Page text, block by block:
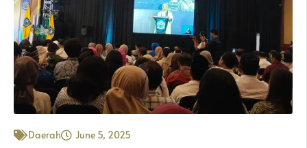
Daerah June 5, 2025